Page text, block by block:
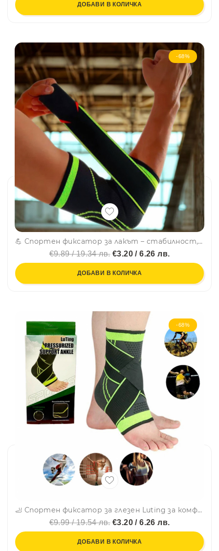
ДОБАВИ В КОЛИЧКА
-68%
💪 Спортен фиксатор за лакът – стабилност, защита и комфорт при движение - 1 бр. - LT-2027
€9.89 / 19.34 лв.€3.20 / 6.26 лв.
ДОБАВИ В КОЛИЧКА
-68%
🦶 Спортен фиксатор за глезен Luting за комфорт при движение- от 36 до 44 номер - 1 бр. LT-2023
€9.99 / 19.54 лв.€3.20 / 6.26 лв.
ДОБАВИ В КОЛИЧКА